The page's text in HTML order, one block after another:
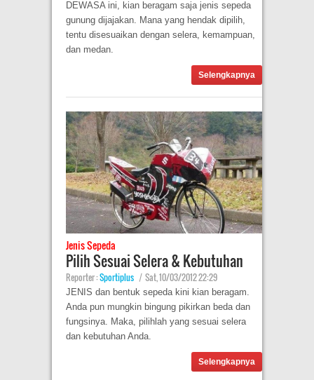
DEWASA ini, kian beragam saja jenis sepeda
gunung dijajakan. Mana yang hendak dipilih,
tentu disesuaikan dengan selera, kemampuan,
dan medan.
Selengkapnya
Jenis Sepeda
Pilih Sesuai Selera & Kebutuhan
Reporter :Sportiplus | Sat, 10/03/2012 22:29
JENIS dan bentuk sepeda kini kian beragam.
Anda pun mungkin bingung pikirkan beda dan
fungsinya. Maka, pilihlah yang sesuai selera
dan kebutuhan Anda.
Selengkapnya